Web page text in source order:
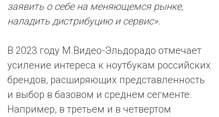
заявить о себе на меняющемся рынке,
наладить дистрибуцию и сервис».
В 2023 году М.Видео-Эльдорадо отмечает
усиление интереса к ноутбукам российских
брендов, расширяющих представленность
и выбор в базовом и среднем сегменте.
Например, в третьем и в четвертом